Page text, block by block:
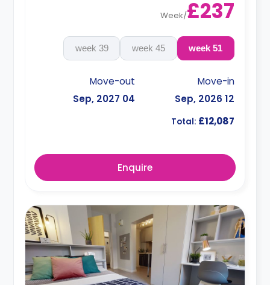
£237
/
Week
51 week
45 week
39 week
Move-in
12 Sep, 2026
Move-out
04 Sep, 2027
Total: £12,087
Enquire